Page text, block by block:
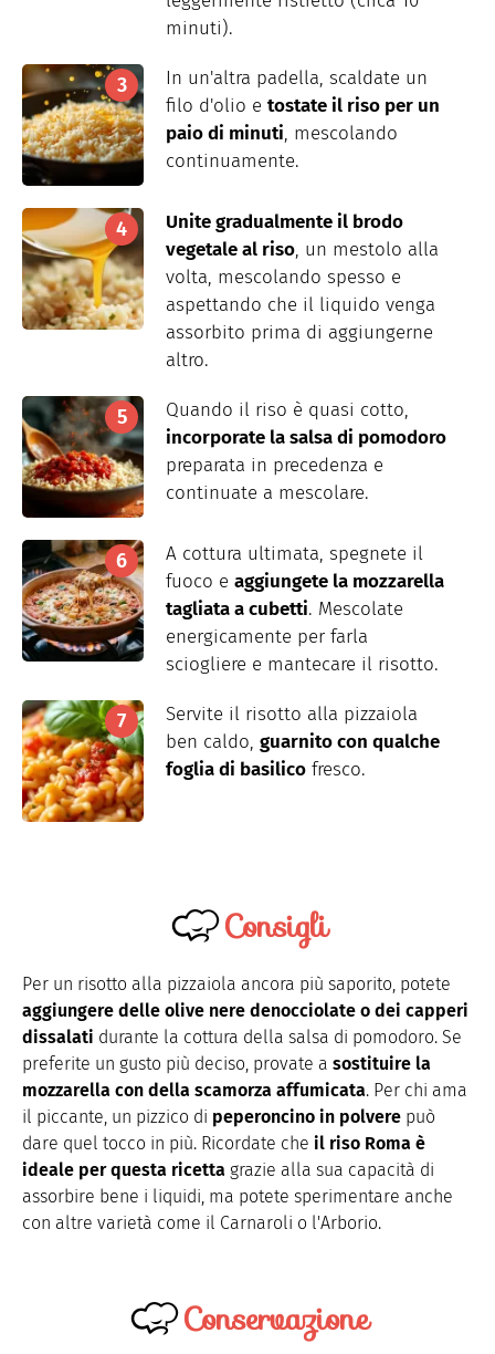
minuti).
In un'altra padella, scaldate un
filo d'olio e tostate il riso per un
paio di minuti, mescolando
continuamente.
Unite gradualmente il brodo
vegetale al riso, un mestolo alla
volta, mescolando spesso e
aspettando che il liquido venga
assorbito prima di aggiungerne
altro.
Quando il riso è quasi cotto,
incorporate la salsa di pomodoro
preparata in precedenza e
continuate a mescolare.
A cottura ultimata, spegnete il
fuoco e aggiungete la mozzarella
tagliata a cubetti. Mescolate
energicamente per farla
sciogliere e mantecare il risotto.
Servite il risotto alla pizzaiola
ben caldo, guarnito con qualche
foglia di basilico fresco.
Consigli
Per un risotto alla pizzaiola ancora più saporito, potete
aggiungere delle olive nere denocciolate o dei capperi
dissalati durante la cottura della salsa di pomodoro. Se
preferite un gusto più deciso, provate a sostituire la
mozzarella con della scamorza affumicata. Per chi ama
il piccante, un pizzico di peperoncino in polvere può
dare quel tocco in più. Ricordate che il riso Roma è
ideale per questa ricetta grazie alla sua capacità di
assorbire bene i liquidi, ma potete sperimentare anche
con altre varietà come il Carnaroli o l'Arborio.
Conservazione